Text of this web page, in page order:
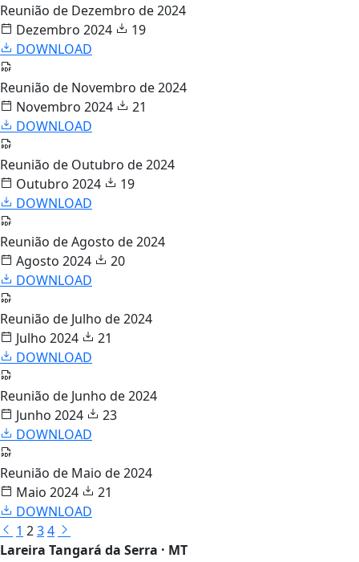
Reunião de Dezembro de 2024
Dezembro 2024
19
DOWNLOAD
Reunião de Novembro de 2024
Novembro 2024
21
DOWNLOAD
Reunião de Outubro de 2024
Outubro 2024
19
DOWNLOAD
Reunião de Agosto de 2024
Agosto 2024
20
DOWNLOAD
Reunião de Julho de 2024
Julho 2024
21
DOWNLOAD
Reunião de Junho de 2024
Junho 2024
23
DOWNLOAD
Reunião de Maio de 2024
Maio 2024
21
DOWNLOAD
1 234
Lareira Tangará da Serra · MT